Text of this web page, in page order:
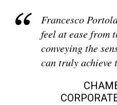
Francesco
feel at ease from
conveying the
can truly achieve